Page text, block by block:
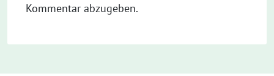
Kommentar abzugeben.